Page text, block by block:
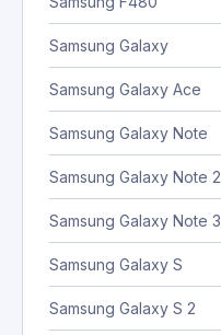
Samsung Galaxy
Samsung Galaxy Ace
Samsung Galaxy Note
Samsung Galaxy Note 2
Samsung Galaxy Note 3
Samsung Galaxy S
Samsung Galaxy S 2